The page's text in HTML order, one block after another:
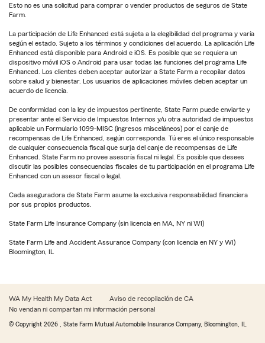
Esto no es una solicitud para comprar o vender productos de seguros de State
Farm.
La participación de Life Enhanced está sujeta a la elegibilidad del programa y varía
según el estado. Sujeto a los términos y condiciones del acuerdo. La aplicación Life
Enhanced está disponible para Android e iOS. Es posible que se requiera un
dispositivo móvil iOS o Android para usar todas las funciones del programa Life
Enhanced. Los clientes deben aceptar autorizar a State Farm a recopilar datos
sobre salud y bienestar. Los usuarios de aplicaciones móviles deben aceptar un
acuerdo de licencia.
De conformidad con la ley de impuestos pertinente, State Farm puede enviarte y
presentar ante el Servicio de Impuestos Internos y/u otra autoridad de impuestos
aplicable un Formulario 1099-MISC (ingresos misceláneos) por el canje de
recompensas de Life Enhanced, según corresponda. Tú eres el único responsable
de cualquier consecuencia fiscal que surja del canje de recompensas de Life
Enhanced. State Farm no provee asesoría fiscal ni legal. Es posible que desees
discutir las posibles consecuencias fiscales de tu participación en el programa Life
Enhanced con un asesor fiscal o legal.
Cada aseguradora de State Farm asume la exclusiva responsabilidad financiera
por sus propios productos.
State Farm Life Insurance Company (sin licencia en MA, NY ni WI)
State Farm Life and Accident Assurance Company (con licencia en NY y WI)
Bloomington, IL
WA My Health My Data Act
Aviso de recopilación de CA
No vendan ni compartan mi información personal
© Copyright 2026 , State Farm Mutual Automobile Insurance Company, Bloomington, IL